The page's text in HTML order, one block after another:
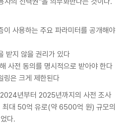
이 사용하는 주요 파라미터를 공개해야
받지 않을 권리가 있다
사전 동의를 명시적으로 받아야 한다
링은 크게 제한된다
년부터 2025년까지의 사전 조사
최대 50억 유로(약 6500억 원) 규모의
다.